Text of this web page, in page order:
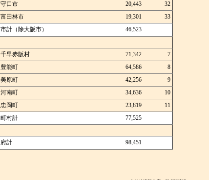
守口市 20,443
32
富田林市 19,301
33
市計（除大阪市） 46,523
千早赤阪村 71,342
7
豊能町 64,586
8
美原町 42,256
9
河南町 34,636
10
忠岡町 23,819
11
町村計 77,525
府計 98,451